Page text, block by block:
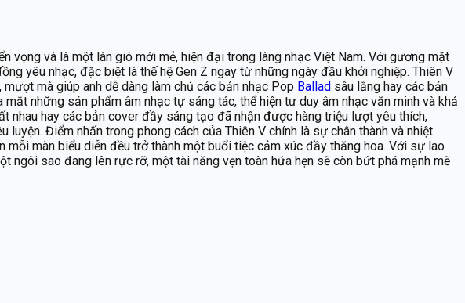
vọng và là một làn gió mới mẻ, hiện đại trong làng nhạc Việt Nam. Với gương mặt
yêu nhạc, đặc biệt là thế hệ Gen Z ngay từ những ngày đầu khởi nghiệp. Thiên V
mà giúp anh dễ dàng làm chủ các bản nhạc Pop Ballad sâu lắng hay các bản
những sản phẩm âm nhạc tự sáng tác, thể hiện tư duy âm nhạc văn minh và khả
nhau hay các bản cover đầy sáng tạo đã nhận được hàng triệu lượt yêu thích,
Điểm nhấn trong phong cách của Thiên V chính là sự chân thành và nhiệt
màn biểu diễn đều trở thành một buổi tiệc cảm xúc đầy thăng hoa. Với sự lao
ngôi sao đang lên rực rỡ, một tài năng vẹn toàn hứa hẹn sẽ còn bứt phá mạnh mẽ